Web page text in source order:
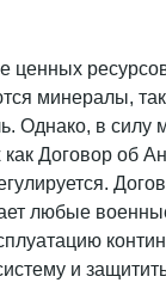
ценных
минералы,
Однако, в
Договор об
любые
и